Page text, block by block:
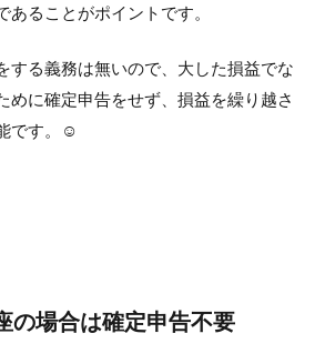
あることがポイントです。
する義務は無いので、大した損益でな
めに確定申告をせず、損益を繰り越さ
です。☺︎
の場合は確定申告不要